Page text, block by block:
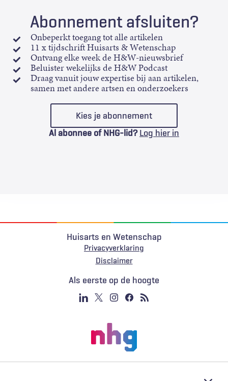
Abonnement afsluiten?
Onbeperkt toegang tot alle artikelen
11 x tijdschrift Huisarts & Wetenschap
Ontvang elke week de H&W-nieuwsbrief
Beluister wekelijks de H&W Podcast
Draag vanuit jouw expertise bij aan artikelen,
samen met andere artsen en onderzoekers
Kies je abonnement
Al abonnee of NHG-lid? Log hier in
Huisarts en Wetenschap
Privacyverklaring
Voet
Disclaimer
Als eerste op de hoogte